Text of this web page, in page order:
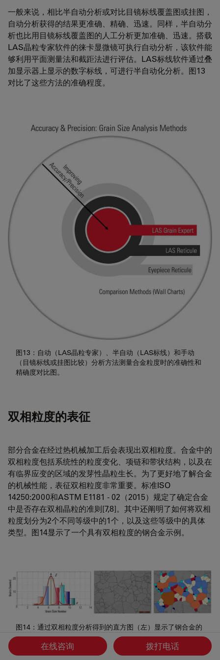
一般来说，相比半自动分析或对比目镜标线覆盖图或挂图，
自动分析获得的结果更准确、精确、迅速。同样，半自动分
析也比用目镜标线覆盖图的人工分析更加准确、迅速。搭载
LAS晶粒专家软件的徕卡显微镜可执行自动分析，该软件能
够利用平面测量法和截距法进行评估。LAS标线软件通过叠
加显示器上显示的数字标线，可进行半自动化分析。图13
对比了这些方法的准确程度。
图13：自动（LAS晶粒专家）、半自动（LAS标线）和手动
（目镜标线或挂图比较）分析方法测量合金粒度时的准确性和
精确度对比图。
双相粒度的表征
部分合金在经过热机械加工后会表现出双相粒度。合金中的
双相粒度包括系统性的粒度变化、项链和带状结构，以及在
有临界应变的区域的发芽性晶粒生长。为了更好地了解合金
的机械性能，表征双相粒度非常重要。标准ISO
14250:2000和ASTM E1181 - 02（2015）规定了确定合金
中是否存在双相晶粒的准则[7,8]。其中还阐明了如何将双相
粒度划分为2个不同等级中的1个，以及这些等级中的具体
类型。图14显示了一个具有双相粒度的钢合金示例。
图14：通过双相粒度分析得到的直方图（左）显示了钢合金的
粒度数的双峰分布情况。平均G值约为7和9。钢合金的图像
（中）。图像中的部分晶粒根据直方图的G值区间范围进行了
颜色编码（右）。
在线咨询 拨打电话